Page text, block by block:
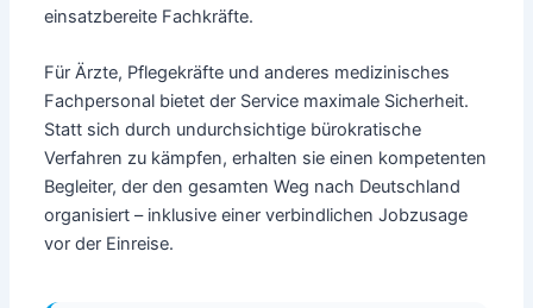
einsatzbereite Fachkräfte.
Für Ärzte, Pflegekräfte und anderes medizinisches
Fachpersonal bietet der Service maximale Sicherheit.
Statt sich durch undurchsichtige bürokratische
Verfahren zu kämpfen, erhalten sie einen kompetenten
Begleiter, der den gesamten Weg nach Deutschland
organisiert – inklusive einer verbindlichen Jobzusage
vor der Einreise.